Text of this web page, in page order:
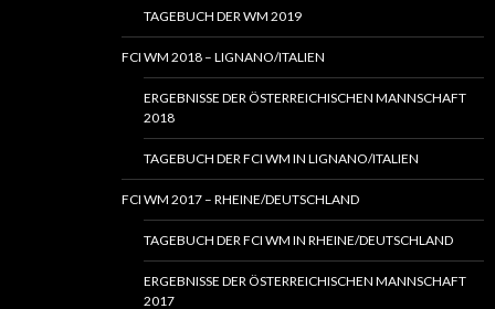
TAGEBUCH DER WM 2019
FCI WM 2018 – LIGNANO/ITALIEN
ERGEBNISSE DER ÖSTERREICHISCHEN MANNSCHAFT
2018
TAGEBUCH DER FCI WM IN LIGNANO/ITALIEN
FCI WM 2017 – RHEINE/DEUTSCHLAND
TAGEBUCH DER FCI WM IN RHEINE/DEUTSCHLAND
ERGEBNISSE DER ÖSTERREICHISCHEN MANNSCHAFT
2017